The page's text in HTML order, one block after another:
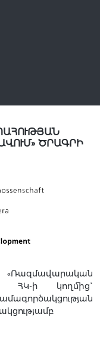
ԾՐԱԳՐԻ
ՀԿ-ի կողմից`